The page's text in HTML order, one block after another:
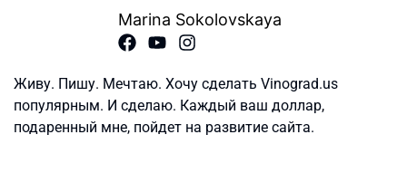
Marina Sokolovskaya
Живу. Пишу. Мечтаю. Хочу сделать Vinograd.us
популярным. И сделаю. Каждый ваш доллар,
подаренный мне, пойдет на развитие сайта.